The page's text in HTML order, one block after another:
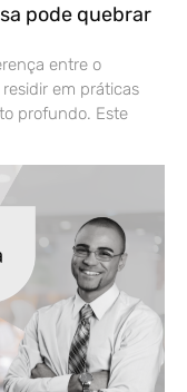
pode quebrar
entre o
em práticas
profundo. Este